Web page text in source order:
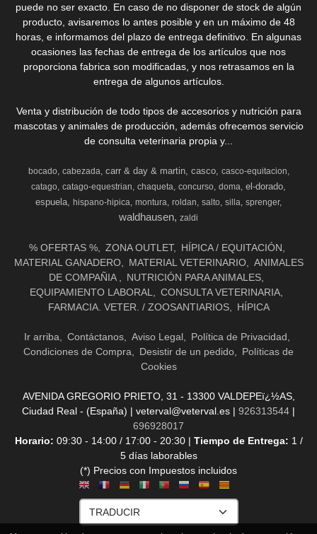
puede no ser exacto. En caso de no disponer de stock de algún
producto, avisaremos lo antes posible y en un máximo de 48
horas, e informamos del plazo de entrega definitivo. En algunas
ocasiones las fechas de entrega de los artículos que nos
proporciona fabrica son modificadas, y nos retrasamos en la
entrega de algunos artículos.
Venta y distribución de todo tipos de accesorios y nutrición para
mascotas y animales de producción, además ofrecemos servicio
de consulta veterinaria propia y...
bocado cabezada carr & day & martin casco
casco-equitacion
catago catago-equestrian chaqueta concurso doma el-dorado
espuela
hispano-hipica montura roldan salto silla sprenger
waldhausen zaldi
% OFERTAS % ZONA OUTLET
HÍPICA / EQUITACIÓN
MATERIAL GANADERO
MATERIAL VETERINARIO
ANIMALES
DE COMPAÑIA
NUTRICIÓN PARA ANIMALES
EQUIPAMIENTO LABORAL
CONSULTA VETERINARIA
FARMACIA. VETER. / ZOOSANTIARIOS
HÍPICA
Ir arriba Contáctanos Aviso Legal
Política de Privacidad
Condiciones de Compra
Desistir de un pedido
Políticas de
Cookies
AVENIDA GREGORIO PRIETO, 31 - 13300 VALDEPEï¿½AS,
Ciudad Real - (España) | veterval@veterval.es | 926313544 |
696928017
Horario: 09:30 - 14:00 / 17:00 - 20:30 | Tiempo de Entrega: 1 /
5 días laborables
(*) Precios con Impuestos incluidos